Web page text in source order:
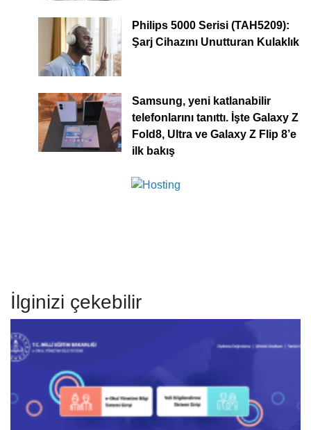
Philips 5000 Serisi (TAH5209):
Şarj Cihazını Unutturan Kulaklık
Samsung, yeni katlanabilir
telefonlarını tanıttı. İşte Galaxy Z
Fold8, Ultra ve Galaxy Z Flip 8’e
ilk bakış
İlginizi çekebilir